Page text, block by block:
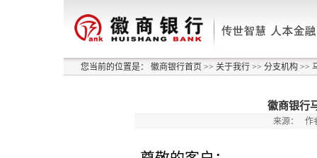
您当前的位置是： 徽商银行首页 >> 关于我行 >> 分支机构 >>
徽商银行
来源： 作